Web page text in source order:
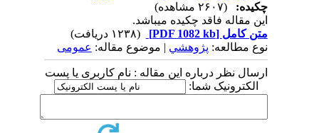
چکیده:
این مقاله فاقد چکیده می​باشد.
متن کامل[PDF 1082 kb]
نوع مطالعه:پژوهشي| موضوع مقاله:عمومى
ارسال نظر درباره این مقاله : نام کاربری یا پست
الکترونیک شما: